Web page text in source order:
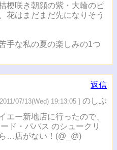
梗咲き朝顔の紫・大輪のピ
花はまだまだ先になりそう
手な私の夏の楽しみの1つ
返信
07/13(Wed) 19:13:05 ] のしぶ
エー新地店に行ったので、
ド・パパス のシュークリ
…店がない！(@_@)